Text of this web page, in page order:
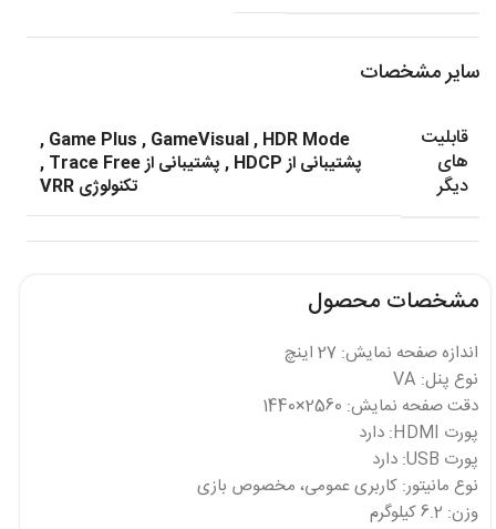
سایر مشخصات
قابلیت
های
دیگر
Game Plus , GameVisual, HDR Mode
,
پشتیبانی از HDCP
, پشتیبانی از Trace Free
,
تکنولوژی VRR
مشخصات محصول
اندازه صفحه نمایش: 27 اینچ
نوع پنل: VA
دقت صفحه نمایش: 2560×1440
پورت HDMI: دارد
پورت USB: دارد
نوع مانیتور: کاربری عمومی، مخصوص بازی
وزن: 6.2 کیلوگرم